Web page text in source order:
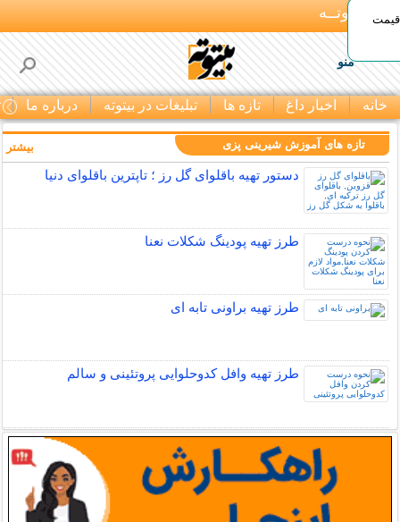
بـیتوتــه
منو
خانه اخبار داغ تازه ها تبلیغات در بیتوته درباره ما
قیمت
تازه های آموزش شیرینی پزی
دستور تهیه باقلوای گل رز ؛ تاپترین باقلوای دنیا
طرز تهیه پودینگ شکلات نعنا
طرز تهیه براونی تابه ای
طرز تهیه وافل کدوحلوایی پروتئینی و سالم
بیشتر